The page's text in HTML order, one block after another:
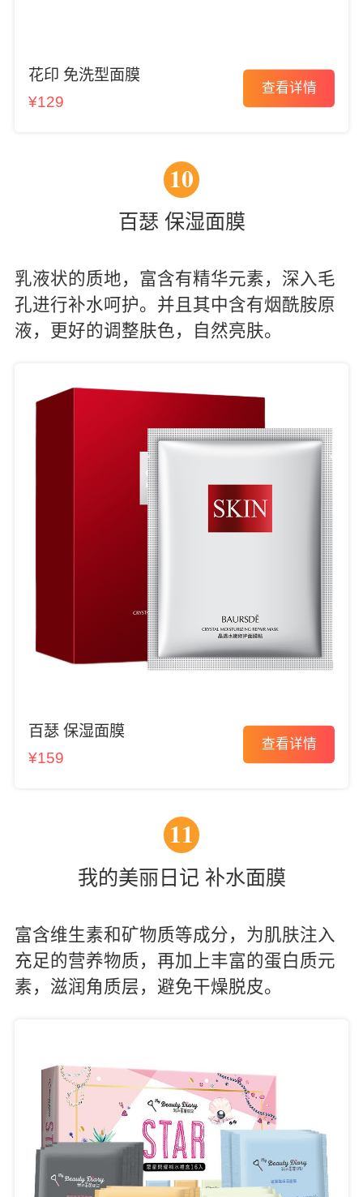
花印 免洗型面膜
¥129
查看详情
10
百瑟 保湿面膜
乳液状的质地，富含有精华元素，深入毛
孔进行补水呵护。并且其中含有烟酰胺原
液，更好的调整肤色，自然亮肤。
百瑟 保湿面膜
¥159
查看详情
11
我的美丽日记 补水面膜
富含维生素和矿物质等成分，为肌肤注入
充足的营养物质，再加上丰富的蛋白质元
素，滋润角质层，避免干燥脱皮。